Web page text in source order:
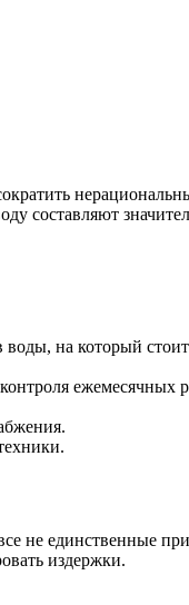
составляют
на который
ежемесячных
не единственные
издержки.